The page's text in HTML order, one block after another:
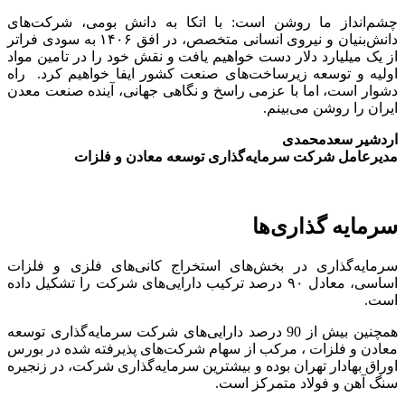
چشم‌انداز ما روشن است: با اتکا به دانش بومی، شرکت‌های
دانش‌بنیان و نیروی انسانی متخصص، در افق ۱۴۰۶ به سودی فراتر
از یک میلیارد دلار دست خواهیم یافت و نقش خود را در تامین مواد
اولیه و توسعه زیرساخت‌های صنعت کشور ایفا خواهیم کرد. راه
دشوار است، اما با عزمی راسخ و نگاهی جهانی، آینده صنعت معدن
ایران را روشن می‌بینم.
اردشیر سعدمحمدی
مدیرعامل شرکت سرمایه‌گذاری توسعه معادن و فلزات
سرمایه گذاری‌ها
سرمایه‌گذاری در بخش‌های استخراج کانی‌های فلزی و فلزات
اساسی، معادل ۹۰ درصد ترکیب دارایی‌های شرکت را تشکیل داده
است.
همچنین بیش از 90 درصد دارایی‌های شرکت سرمایه‌گذاری توسعه
معادن و فلزات ، مرکب از سهام شرکت‌های پذیرفته شده در بورس
اوراق بهادار تهران بوده و بیشترین سرمایه‌گذاری شرکت، در زنجیره
سنگ آهن و فولاد متمرکز است.